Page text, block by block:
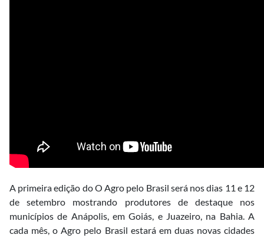
A primeira edição do O Agro pelo Brasil será nos dias 11 e 12
de setembro mostrando produtores de destaque nos
municípios de Anápolis, em Goiás, e Juazeiro, na Bahia. A
cada mês, o Agro pelo Brasil estará em duas novas cidades